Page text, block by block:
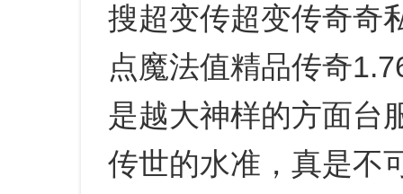
搜超变传超变传奇奇
点魔法值精品传奇
是越大神样的方面台
传世的水准，真是不